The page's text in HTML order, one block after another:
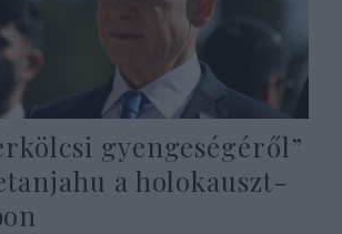
gyengeségéről”
a holokauszt-